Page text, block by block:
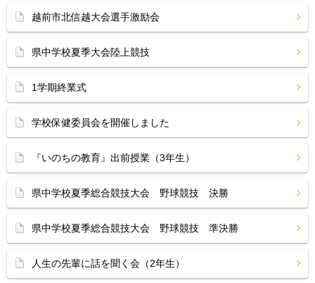
越前市北信越大会選手激励会
県中学校夏季大会陸上競技
1学期終業式
学校保健委員会を開催しました
『いのちの教育』出前授業（3年生）
県中学校夏季総合競技大会 野球競技 決勝
県中学校夏季総合競技大会 野球競技 準決勝
人生の先輩に話を聞く会（2年生）